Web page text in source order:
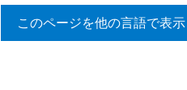
このページを他の言語で表示